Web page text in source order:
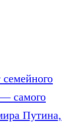
самого
Путина,